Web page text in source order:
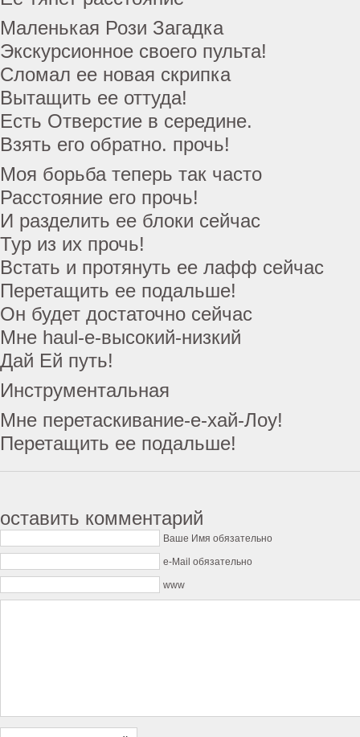
Маленькая Рози Загадка
Экскурсионное своего пульта!
Сломал ее новая скрипка
Вытащить ее оттуда!
Есть Отверстие в середине.
Взять его обратно. прочь!
Моя борьба теперь так часто
Расстояние его прочь!
И разделить ее блоки сейчас
Тур из их прочь!
Встать и протянуть ее лафф сейчас
Перетащить ее подальше!
Он будет достаточно сейчас
Мне haul-e-высокий-низкий
Дай Ей путь!
Инструментальная
Мне перетаскивание-е-хай-Лоу!
Перетащить ее подальше!
оставить комментарий
Ваше Имя обязательно
e-Mail обязательно
www